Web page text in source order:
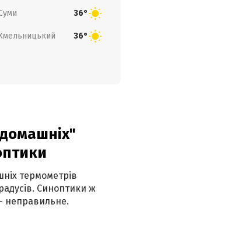
36°
36°
термометрів
Синоптики ж
неправильне.